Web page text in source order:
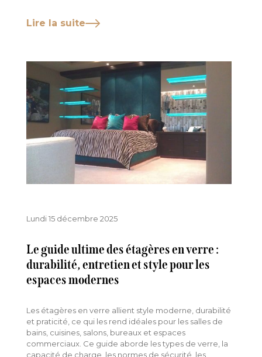
Lire la suite
Lundi 15 décembre 2025
Le guide ultime des étagères en verre :
durabilité, entretien et style pour les
espaces modernes
Les étagères en verre allient style moderne, durabilité
et praticité, ce qui les rend idéales pour les salles de
bains, cuisines, salons, bureaux et espaces
commerciaux. Ce guide aborde les types de verre, la
capacité de charge, les normes de sécurité, les